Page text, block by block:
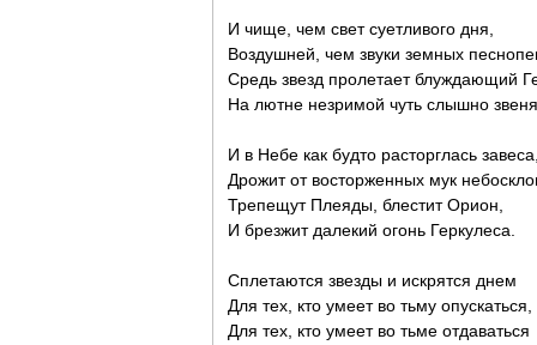
И чище, чем свет суетливого дня,
Воздушней, чем звуки земных
Средь звезд пролетает блуждающий
На лютне незримой чуть слышно звеня.
И в Небе как будто расторглась завеса,
Дрожит от восторженных мук
Трепещут Плеяды, блестит Орион,
И брезжит далекий огонь Геркулеса.
Сплетаются звезды и искрятся днем
Для тех, кто умеет во тьму опускаться,
Для тех, кто умеет во тьме отдаваться